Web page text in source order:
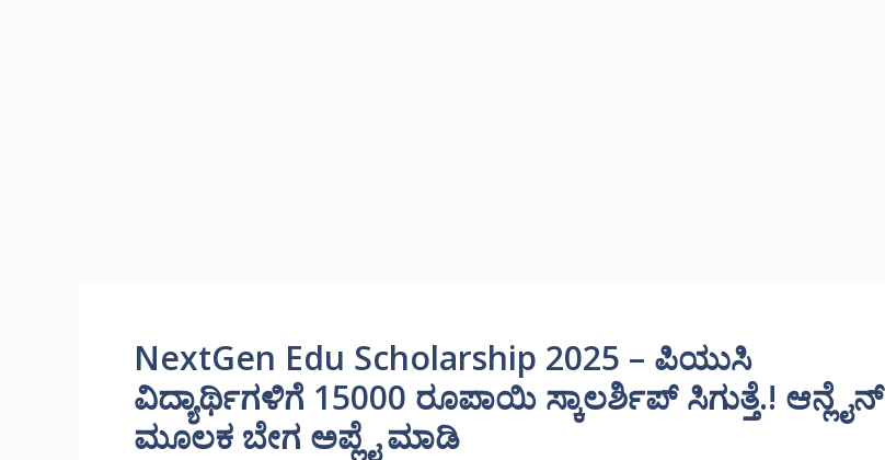
NextGen Edu Scholarship 2025 – ಪಿಯುಸಿ
ವಿದ್ಯಾರ್ಥಿಗಳಿಗೆ 15000 ರೂಪಾಯಿ ಸ್ಕಾಲರ್ಶಿಪ್ ಸಿಗುತ್ತೆ.! ಆನ್ಲೈನ್
ಮೂಲಕ ಬೇಗ ಅಪ್ಲೈ ಮಾಡಿ